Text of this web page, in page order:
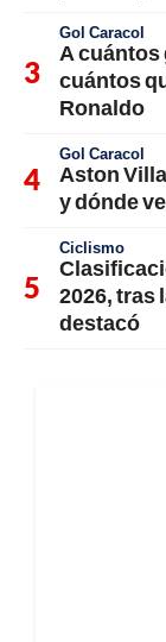
Gol Caracol
A cuántos
cuántos
Ronaldo
Gol Caracol
Aston
y dónde
Ciclismo
2026, tras
destacó